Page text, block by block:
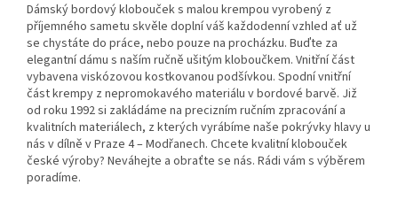
Dámský bordový klobouček s malou krempou vyrobený z
příjemného sametu skvěle doplní váš každodenní vzhled ať už
se chystáte do práce, nebo pouze na procházku. Buďte za
elegantní dámu s naším ručně ušitým kloboučkem. Vnitřní část
vybavena viskózovou kostkovanou podšívkou. Spodní vnitřní
část krempy z nepromokavého materiálu v bordové barvě. Již
od roku 1992 si zakládáme na precizním ručním zpracování a
kvalitních materiálech, z kterých vyrábíme naše pokrývky hlavy u
nás v dílně v Praze 4 – Modřanech. Chcete kvalitní klobouček
české výroby? Neváhejte a obraťte se nás. Rádi vám s výběrem
poradíme.